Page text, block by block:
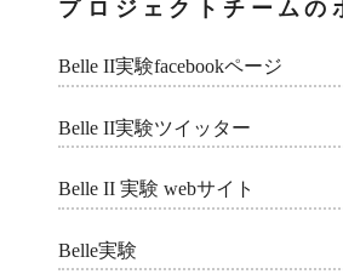
プロジェクトチーム
Belle II実験facebookページ
Belle II実験ツイッター
Belle II 実験 webサイト
Belle実験